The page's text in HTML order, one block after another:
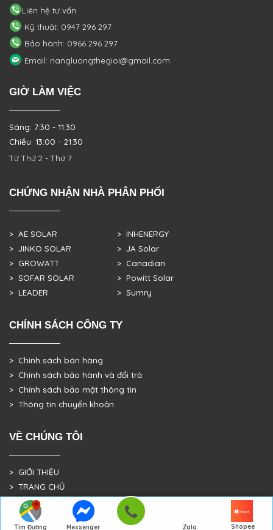
Tìm Đường Messenger Zalo Shopee
Liên hệ tư vấn
Kỹ thuật: 0947 296 297
Bảo hành: 0966 296 297
Email: nangluongthegioi@gmail.com
GIỜ LÀM VIỆC
Sáng: 7:30 - 11:30
Chiều: 13:00 - 21:30
Từ Thứ 2 - Thứ 7
CHỨNG NHẬN NHÀ PHÂN PHỐI
> AE SOLAR
> JINKO SOLAR
> GROWATT
> SOFAR SOLAR
> LEADER
> INHENERGY
> JA Solar
> Canadian
> Powitt Solar
> Sumry
CHÍNH SÁCH CÔNG TY
> Chính sách bán hàng
> Chính sách bảo hành và đổi trả
> Chính sách bảo mật thông tin
> Thông tin chuyển khoản
VỀ CHÚNG TÔI
> GIỚI THIỆU
> TRANG CHỦ
> DỰ ÁN THỰC TẾ